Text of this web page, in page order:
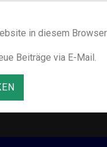
in diesem
Beiträge via E-Mail.